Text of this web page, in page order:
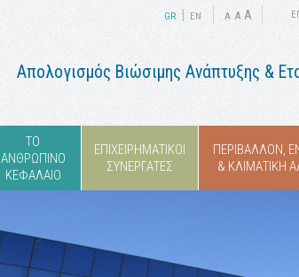
GR ΕΝ A A A
Απολογισμός Βιώσιμης Ανάπτυξης &
ΤΟ
ΑΝΘΡΩΠΙΝΟ
ΚΕΦΑΛΑΙΟ
ΕΠΙΧΕΙΡΗΜΑΤΙΚΟΙ
ΣΥΝΕΡΓΑΤΕΣ
ΠΕΡΙΒΑΛΛΟΝ,
& ΚΛΙΜΑΤΙΚΗ